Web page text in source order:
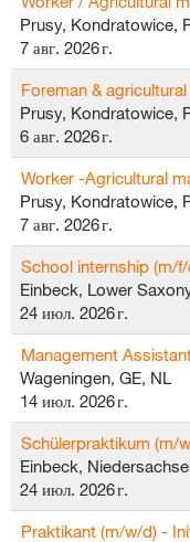
Prusy, Kondratowice,
7 авг. 2026 г.
Foreman &
Prusy, Kondratowice,
6 авг. 2026 г.
Worker -Agricultural
Prusy, Kondratowice,
7 авг. 2026 г.
School internship (m/
Einbeck, Lower
24 июл. 2026 г.
Management
Wageningen, GE, NL
14 июл. 2026 г.
Schülerpraktikum (m/
Einbeck,
24 июл. 2026 г.
Praktikant (m/w/d) -